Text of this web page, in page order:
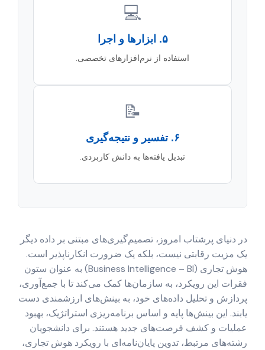
💻
۵. ابزارها و اجرا
استفاده از نرم‌افزارهای تخصصی.
📝
۶. تفسیر و نتیجه‌گیری
تبدیل یافته‌ها به دانش کاربردی.
در دنیای پرشتاب امروز، تصمیم‌گیری‌های مبتنی بر داده دیگر
یک مزیت رقابتی نیست، بلکه یک ضرورت انکارناپذیر است.
هوش تجاری (Business Intelligence – BI) به عنوان ستون
فقرات این رویکرد، به سازمان‌ها کمک می‌کند تا با جمع‌آوری،
پردازش و تحلیل داده‌های خود، به بینش‌های ارزشمندی دست
یابند. این بینش‌ها پایه و اساس برنامه‌ریزی استراتژیک، بهبود
عملیات و کشف فرصت‌های جدید هستند. برای دانشجویان
رشته‌های مرتبط، تدوین پایان‌نامه‌ای با رویکرد هوش تجاری،